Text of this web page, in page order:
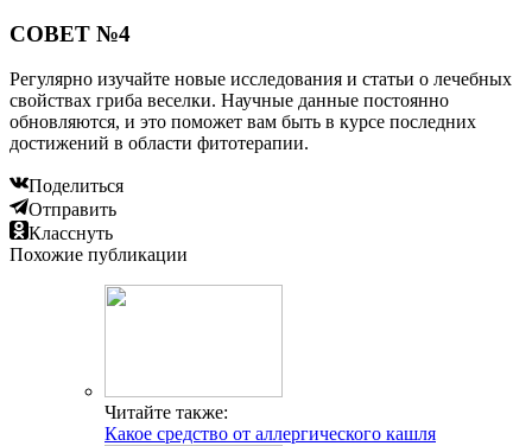
СОВЕТ №4
Регулярно изучайте новые исследования и статьи о лечебных
свойствах гриба веселки. Научные данные постоянно
обновляются, и это поможет вам быть в курсе последних
достижений в области фитотерапии.
Поделиться
Отправить
Класснуть
Похожие публикации
Читайте также:
Какое средство от аллергического кашля